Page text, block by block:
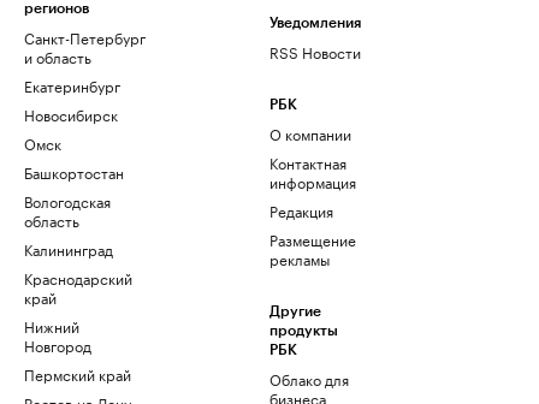
регионов
Санкт-Петербург
и область
Екатеринбург
Новосибирск
Омск
Башкортостан
Вологодская
область
Калининград
Краснодарский
край
Нижний
Новгород
Пермский край
Уведомления
RSS Новости
РБК
О компании
Контактная
информация
Редакция
Размещение
рекламы
Другие
продукты
РБК
Облако для
бизнеса